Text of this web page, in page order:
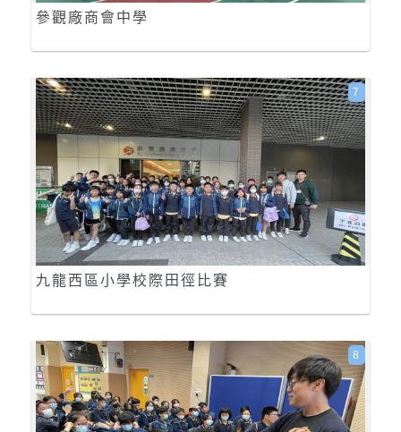
參觀廠商會中學
九龍西區小學校際田徑比賽
7
8